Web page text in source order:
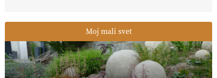
Moj mali svet